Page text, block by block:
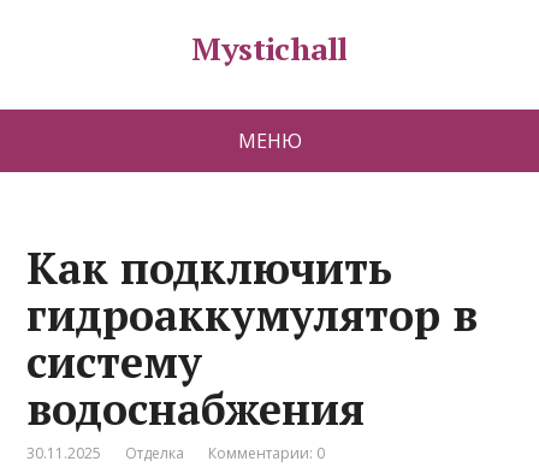
Mystichall
МЕНЮ
Как подключить
гидроаккумулятор в
систему
водоснабжения
30.11.2025 Отделка Комментарии: 0